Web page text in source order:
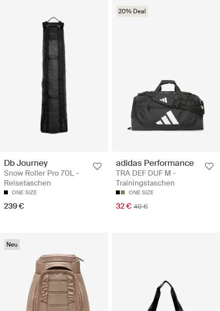
Db Journey
Snow Roller Pro 70L -
Reisetaschen
ONE SIZE
239 €
20% Deal
adidas Performance
TRA DEF DUF M -
Trainingstaschen
ONE SIZE
32 € 40 €
Neu